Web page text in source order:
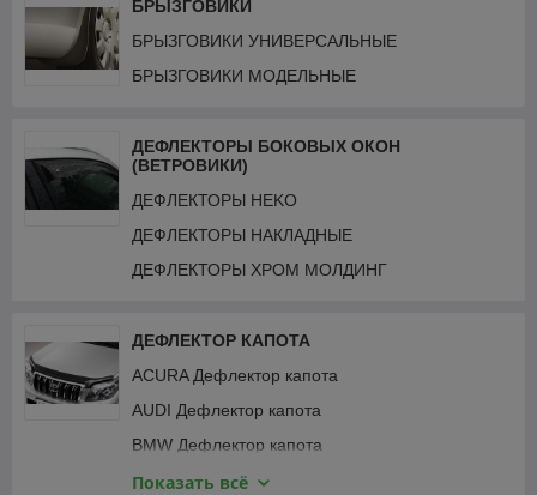
БРЫЗГОВИКИ
БРЫЗГОВИКИ УНИВЕРСАЛЬНЫЕ
БРЫЗГОВИКИ МОДЕЛЬНЫЕ
ДЕФЛЕКТОРЫ БОКОВЫХ ОКОН
(ВЕТРОВИКИ)
ДЕФЛЕКТОРЫ HEKO
ДЕФЛЕКТОРЫ НАКЛАДНЫЕ
ДЕФЛЕКТОРЫ ХРОМ МОЛДИНГ
ДЕФЛЕКТОР КАПОТА
ACURA Дефлектор капота
AUDI Дефлектор капота
BMW Дефлектор капота
GEELY Дефлектор капота
Показать всё